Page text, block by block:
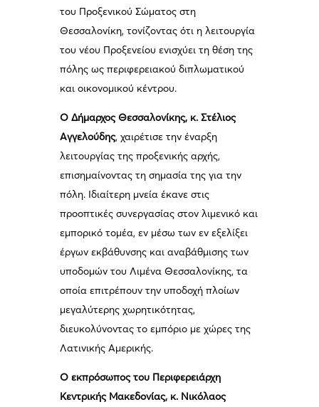
του Προξενικού Σώματος στη
Θεσσαλονίκη, τονίζοντας ότι η λειτουργία
του νέου Προξενείου ενισχύει τη θέση της
πόλης ως περιφερειακού διπλωματικού
και οικονομικού κέντρου.
Ο Δήμαρχος Θεσσαλονίκης, κ. Στέλιος
Αγγελούδης, χαιρέτισε την έναρξη
λειτουργίας της προξενικής αρχής,
επισημαίνοντας τη σημασία της για την
πόλη. Ιδιαίτερη μνεία έκανε στις
προοπτικές συνεργασίας στον λιμενικό και
εμπορικό τομέα, εν μέσω των εν εξελίξει
έργων εκβάθυνσης και αναβάθμισης των
υποδομών του Λιμένα Θεσσαλονίκης, τα
οποία επιτρέπουν την υποδοχή πλοίων
μεγαλύτερης χωρητικότητας,
διευκολύνοντας το εμπόριο με χώρες της
Λατινικής Αμερικής.
Ο εκπρόσωπος του Περιφερειάρχη
Κεντρικής Μακεδονίας, κ. Νικόλαος